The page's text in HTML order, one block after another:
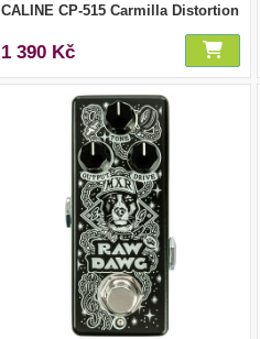
CALINE CP-515 Carmilla Distortion
1 390 Kč